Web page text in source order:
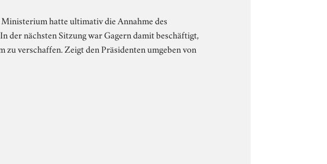
hatte ultimativ die Annahme des
nächsten Sitzung war Gagern damit beschäftigt,
verschaffen. Zeigt den Präsidenten umgeben von